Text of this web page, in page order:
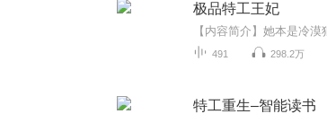
极品特工王妃
491 298.2万
特工重生–智能读书